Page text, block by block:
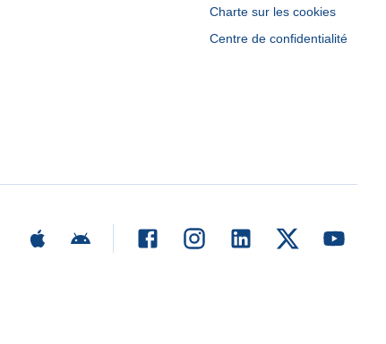
Charte sur les cookies
Centre de confidentialité